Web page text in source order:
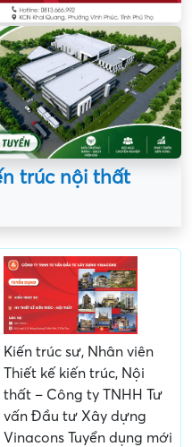
trúc nội thất
Kiến trúc sư, Nhân viên
Thiết kế kiến trúc, Nội
thất – Công ty TNHH Tư
vấn Đầu tư Xây dựng
Vinacons Tuyển dụng mới